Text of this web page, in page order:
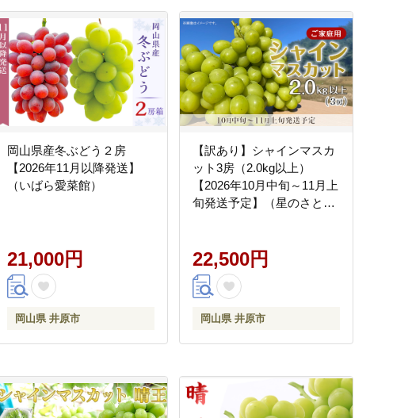
岡山県産冬ぶどう２房
【2026年11月以降発送】
（いばら愛菜館）
21,000円
岡山県 井原市
【訳あり】シャインマスカ
ット3房（2.0kg以上）
【2026年10月中旬～11月上
旬発送予定】（星のさと・
22,500円
岡山県 井原市